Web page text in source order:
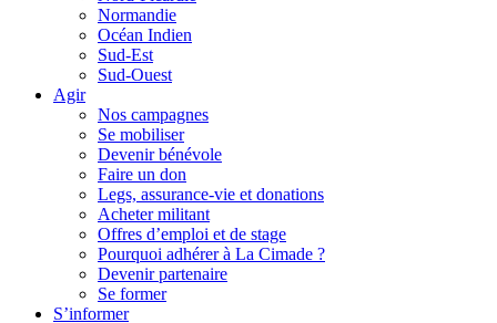
Normandie
Océan Indien
Sud-Est
Sud-Ouest
Agir
Nos campagnes
Se mobiliser
Devenir bénévole
Faire un don
Legs, assurance-vie et donations
Acheter militant
Offres d’emploi et de stage
Pourquoi adhérer à La Cimade ?
Devenir partenaire
Se former
S’informer